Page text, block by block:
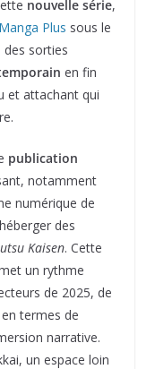
nouvelle série,
Manga Plus sous le
des sorties
en fin
et attachant qui
publication
notamment
numérique de
des
Kaisen. Cette
un rythme
de 2025, de
termes de
narrative.
un espace loin